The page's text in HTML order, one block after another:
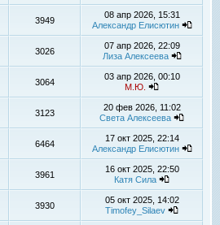
3949
08 апр 2026, 15:31
Александр Елисютин
3026
07 апр 2026, 22:09
Лиза Алексеева
3064
03 апр 2026, 00:10
М.Ю.
3123
20 фев 2026, 11:02
Света Алексеева
6464
17 окт 2025, 22:14
Александр Елисютин
3961
16 окт 2025, 22:50
Катя Сила
3930
05 окт 2025, 14:02
Timofey_Silaev